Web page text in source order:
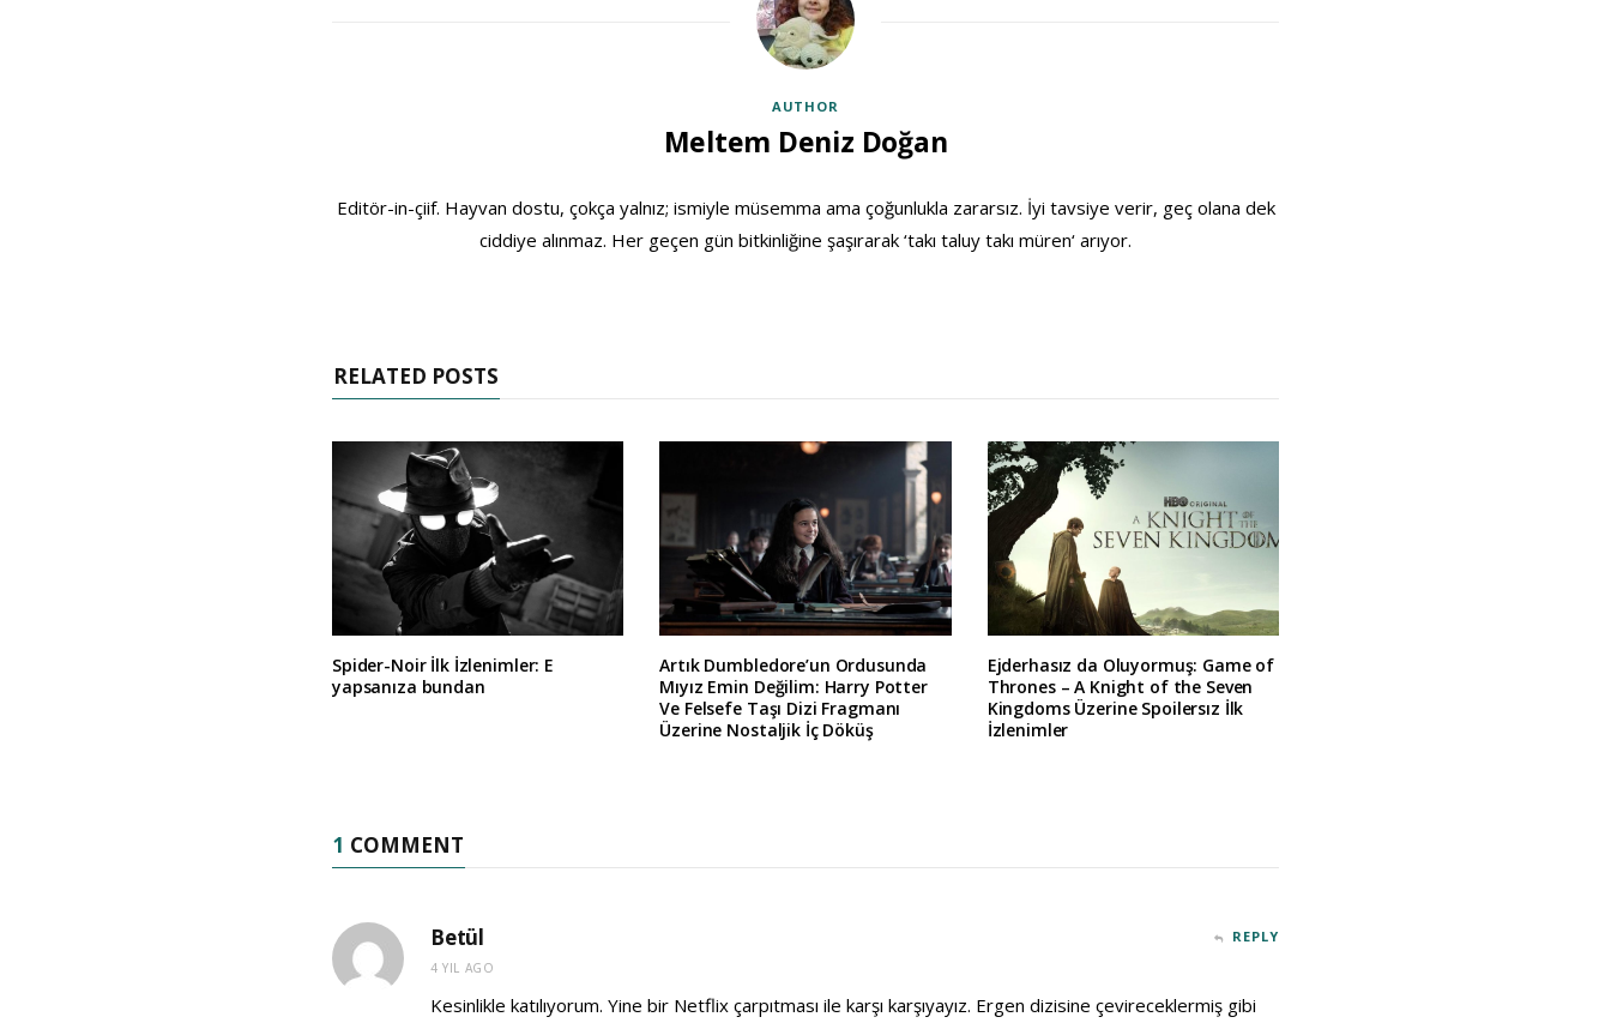
AUTHOR
Meltem Deniz Doğan
Editör-in-çiif. Hayvan dostu, çokça yalnız; ismiyle müsemma ama çoğunlukla zararsız. İyi tavsiye verir, geç olana dek
ciddiye alınmaz. Her geçen gün bitkinliğine şaşırarak ‘takı taluy takı müren‘ arıyor.
RELATED POSTS
Spider-Noir İlk İzlenimler: E
yapsanıza bundan
Artık Dumbledore’un Ordusunda
Mıyız Emin Değilim: Harry Potter
Ve Felsefe Taşı Dizi Fragmanı
Üzerine Nostaljik İç Döküş
Ejderhasız da Oluyormuş: Game of
Thrones – A Knight of the Seven
Kingdoms Üzerine Spoilersız İlk
İzlenimler
1 COMMENT
Betül
4 YIL AGO
REPLY
Kesinlikle katılıyorum. Yine bir Netflix çarpıtması ile karşı karşıyayız. Ergen dizisine çevireceklermiş gibi